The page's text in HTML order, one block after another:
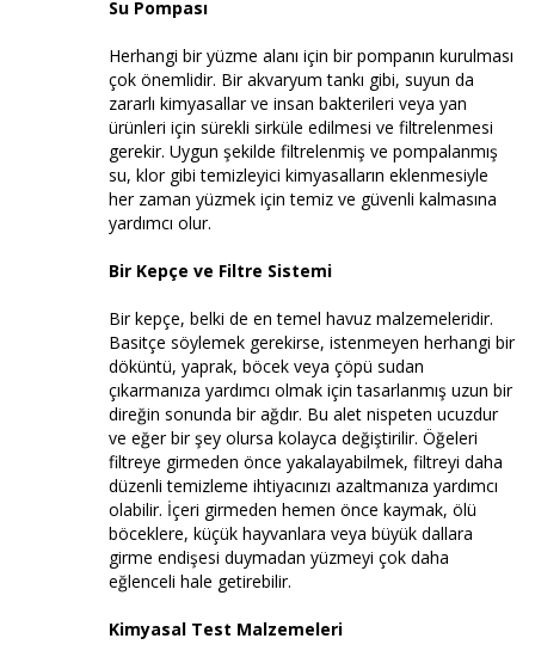
Su Pompası
Herhangi bir yüzme alanı için bir pompanın kurulması
çok önemlidir. Bir akvaryum tankı gibi, suyun da
zararlı kimyasallar ve insan bakterileri veya yan
ürünleri için sürekli sirküle edilmesi ve filtrelenmesi
gerekir. Uygun şekilde filtrelenmiş ve pompalanmış
su, klor gibi temizleyici kimyasalların eklenmesiyle
her zaman yüzmek için temiz ve güvenli kalmasına
yardımcı olur.
Bir Kepçe ve Filtre Sistemi
Bir kepçe, belki de en temel havuz malzemeleridir.
Basitçe söylemek gerekirse, istenmeyen herhangi bir
döküntü, yaprak, böcek veya çöpü sudan
çıkarmanıza yardımcı olmak için tasarlanmış uzun bir
direğin sonunda bir ağdır. Bu alet nispeten ucuzdur
ve eğer bir şey olursa kolayca değiştirilir. Öğeleri
filtreye girmeden önce yakalayabilmek, filtreyi daha
düzenli temizleme ihtiyacınızı azaltmanıza yardımcı
olabilir. İçeri girmeden hemen önce kaymak, ölü
böceklere, küçük hayvanlara veya büyük dallara
girme endişesi duymadan yüzmeyi çok daha
eğlenceli hale getirebilir.
Kimyasal Test Malzemeleri